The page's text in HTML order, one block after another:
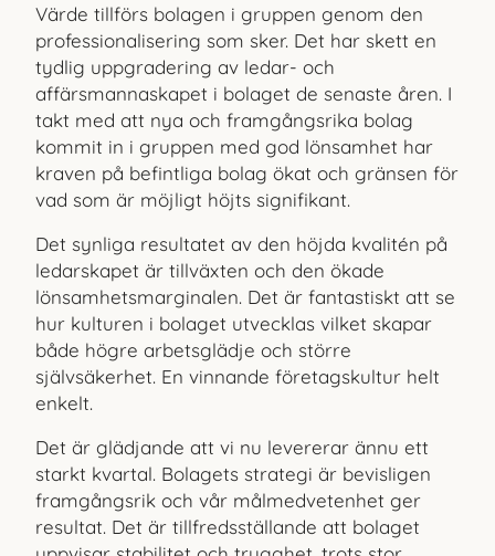
Värde tillförs bolagen i gruppen genom den
professionalisering som sker. Det har skett en
tydlig uppgradering av ledar- och
affärsmannaskapet i bolaget de senaste åren. I
takt med att nya och framgångsrika bolag
kommit in i gruppen med god lönsamhet har
kraven på befintliga bolag ökat och gränsen för
vad som är möjligt höjts signifikant.
Det synliga resultatet av den höjda kvalitén på
ledarskapet är tillväxten och den ökade
lönsamhetsmarginalen. Det är fantastiskt att se
hur kulturen i bolaget utvecklas vilket skapar
både högre arbetsglädje och större
självsäkerhet. En vinnande företagskultur helt
enkelt.
Det är glädjande att vi nu levererar ännu ett
starkt kvartal. Bolagets strategi är bevisligen
framgångsrik och vår målmedvetenhet ger
resultat. Det är tillfredsställande att bolaget